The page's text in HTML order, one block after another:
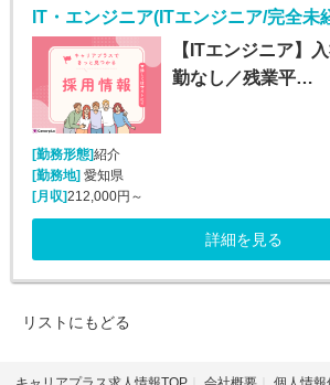
【ITエンジニア】
勤なし／残業平…
[勤務形態]紹介
[勤務地]愛知県
[月収]212,000円～
詳細を見る
リストにもどる